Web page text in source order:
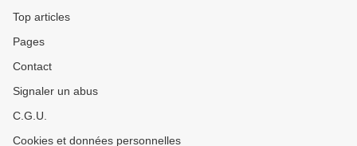
Top articles
Pages
Contact
Signaler un abus
C.G.U.
Cookies et données personnelles